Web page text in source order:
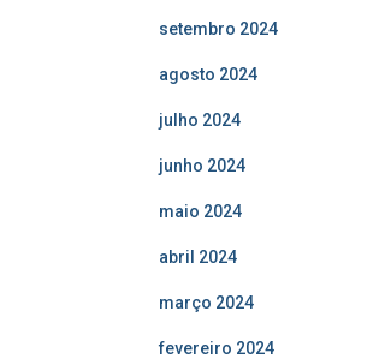
setembro 2024
agosto 2024
julho 2024
junho 2024
maio 2024
abril 2024
março 2024
fevereiro 2024